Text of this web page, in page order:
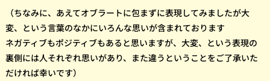
（ちなみに、あえてオブラートに包まずに表現してみましたが大
変、という言葉のなかにいろんな思いが含まれております
ネガティブもポジティブもあると思いますが、大変、という表現の
裏側には人それぞれ思いがあり、また違うということをご了承いた
だければ幸いです）